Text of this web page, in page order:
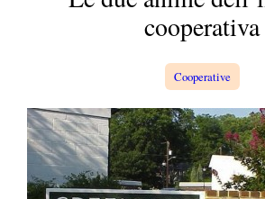
cooperativa
Cooperative